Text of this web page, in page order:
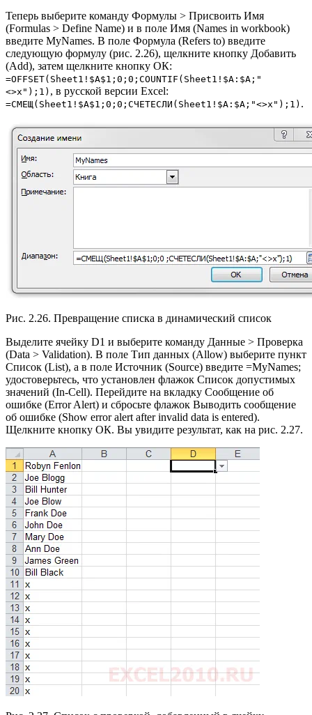
Теперь выберите команду Формулы > Присвоить Имя
(Formulas > Define Name) и в поле Имя (Names in workbook)
введите MyNames. В поле Формула (Refers to) введите
следующую формулу (рис. 2.26), щелкните кнопку Добавить
(Add), затем щелкните кнопку ОК:
=OFFSET(Sheet1!$А$1;0;0;COUNTIF(Sheet1!$А:$А;"
<>х");1) , в русской версии Excel:
=CMEЩ(Sheet1!$А$1;0;0;СЧЕТЕСЛИ(Sheet1!$А:$А;"<>х");1) .
Рис. 2.26. Превращение списка в динамический список
Выделите ячейку D1 и выберите команду Данные > Проверка
(Data > Validation). В поле Тип данных (Allow) выберите пункт
Список (List), а в поле Источник (Source) введите =MyNames;
удостоверьтесь, что установлен флажок Список допустимых
значений (In-Cell). Перейдите на вкладку Сообщение об
ошибке (Error Alert) и сбросьте флажок Выводить сообщение
об ошибке (Show error alert after invalid data is entered).
Щелкните кнопку ОК. Вы увидите результат, как на рис. 2.27.